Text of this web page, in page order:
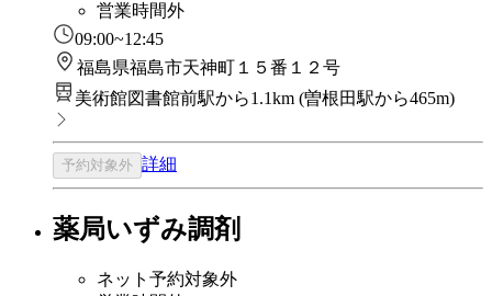
営業時間外
09:00~12:45
福島県福島市天神町１５番１２号
美術館図書館前駅から1.1km (曽根田駅から465m)
予約対象外 詳細
薬局いずみ調剤
ネット予約対象外